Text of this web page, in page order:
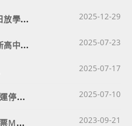
【
公告】115年1月16日放學發車時間 Post published:
2025-12-29
【
公告】Line社群”鳳新高中學生專車公佈欄” Post published:
2025-07-23
Post published:
2025-07-17
【
宣導】南台灣汽車客運停止接駁任務 Post published:
2025-07-10
【
公告】高雄市通勤月票MENGO399宣導 Post published:
2023-09-21